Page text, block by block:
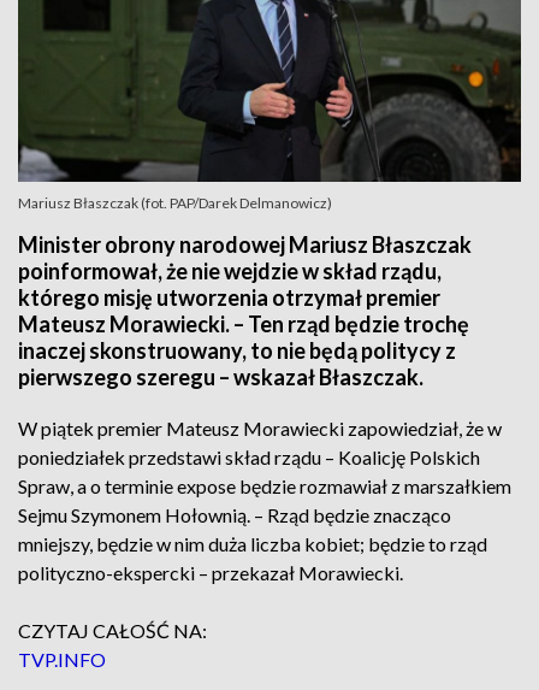
Mariusz Błaszczak (fot. PAP/Darek Delmanowicz)
Minister obrony narodowej Mariusz Błaszczak
poinformował, że nie wejdzie w skład rządu,
którego misję utworzenia otrzymał premier
Mateusz Morawiecki. – Ten rząd będzie trochę
inaczej skonstruowany, to nie będą politycy z
pierwszego szeregu – wskazał Błaszczak.
W piątek premier Mateusz Morawiecki zapowiedział, że w
poniedziałek przedstawi skład rządu – Koalicję Polskich
Spraw, a o terminie expose będzie rozmawiał z marszałkiem
Sejmu Szymonem Hołownią. – Rząd będzie znacząco
mniejszy, będzie w nim duża liczba kobiet; będzie to rząd
polityczno-ekspercki – przekazał Morawiecki.
CZYTAJ CAŁOŚĆ NA:
TVP.INFO